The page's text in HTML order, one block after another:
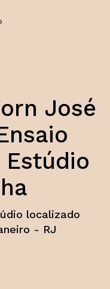
José
localizado
- RJ